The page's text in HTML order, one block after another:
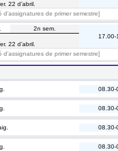
22 d’abril.
d'assignatures de primer semestre]
2n sem.
22 d’abril.
17.00-
d'assignatures de primer semestre]
08.30-
08.30-
08.30-
08.30-